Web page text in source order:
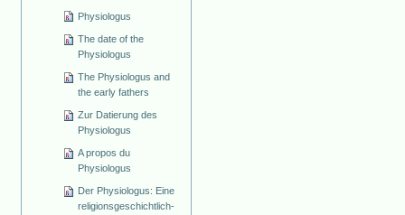
Physiologus
The date of the
Physiologus
The Physiologus and
the early fathers
Zur Datierung des
Physiologus
A propos du
Physiologus
Der Physiologus: Eine
religionsgeschichtlich-